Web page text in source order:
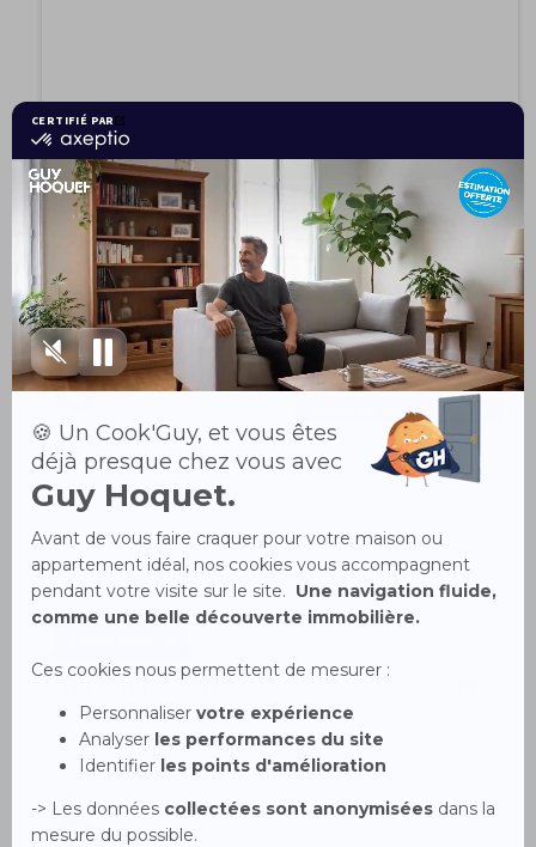
EXCLUSIVITÉ
VISITE 3D IMMERSIVE
Maison 4 pièces 95.94 m²
BESANCON 25000
299 000 €
VISITE VIRTUELLE EN LIGNE A moins de 10 minutes de
Besançon, découvrez cette maison neuve...
Terrain 12587 m²
lantenne vertiere 25170
80 000 €
L'agence Guy Hoquet Saint-Vit vous propose ce superbe terrain